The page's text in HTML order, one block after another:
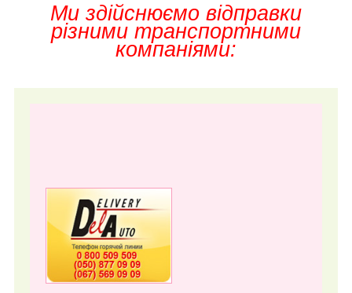
Ми здійснюємо відправки
різними транспортними
компаніями: